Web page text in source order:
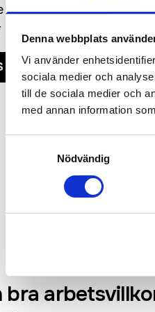
Denna webbplats
Vi använder
sociala medier och
till de sociala medier och
med annan information
Nödvändig
hjälper er igenom er
färdiga profilprodukt i
SOM HJÄLPER ER MED
bra